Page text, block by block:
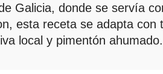
Galicia, donde se servía
esta receta se adapta con
local y pimentón ahumado.